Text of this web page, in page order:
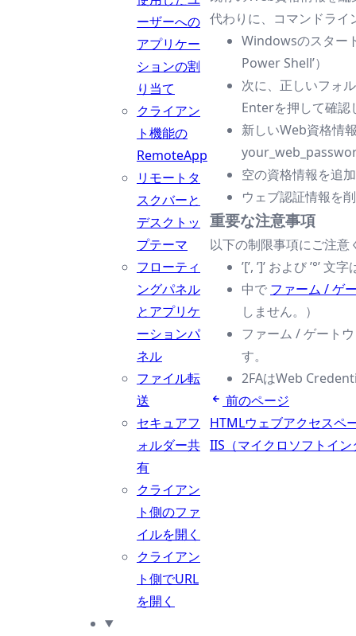
ーザーへの
アプリケー
ションの割
り当て
クライアン
ト機能の
RemoteApp
リモートタ
スクバーと
デスクトッ
プテーマ
フローティ
ングパネル
とアプリケ
ーションパ
ネル
ファイル転
送
セキュアフ
ォルダー共
有
クライアン
ト側のファ
イルを開く
クライアン
ト側でURL
を開く
代わりに、コマンドライ
Windowsのスター
Power Shell’）
次に、正しいフォ
Enterを押して確認
新しいWeb資格情
空の資格情報を追
ウェブ認証情報を
重要な注意事項
以下の制限事項にご注意
’[’, ’]’ および ’°’
中で ファーム / ゲ
しません。）
ファーム / ゲート
す。
2FAはWeb
前のページ
HTMLウェブアクセスペ
IIS（マイクロソフトイ